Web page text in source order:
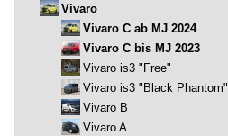
Vivaro
Vivaro C ab MJ 2024
Vivaro C bis MJ 2023
Vivaro is3 "Free"
Vivaro is3 "Black Phantom"
Vivaro B
Vivaro A